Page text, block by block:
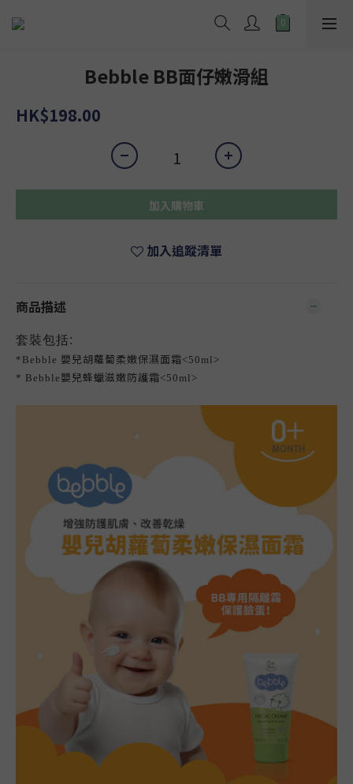
Bebble BB面仔嫩滑組
HK$198.00
加入購物車
加入追蹤清單
商品描述
套裝包括:
*Bebble 嬰兒胡蘿蔔柔嫩保濕面霜<50ml>
* Bebble 嬰兒蜂蠟滋嫩防護霜<50ml>